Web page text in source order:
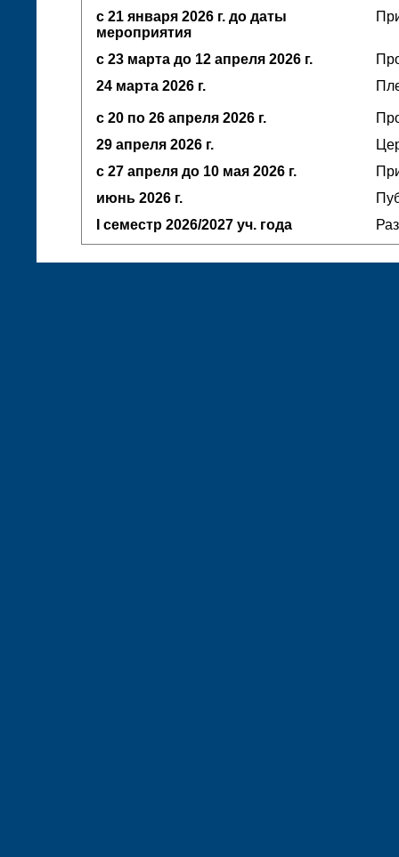
с 21 января 2026 г. до даты
мероприятия
с 23 марта до 12 апреля 2026 г.
24 марта 2026 г.
с 20 по 26 апреля 2026 г.
29 апреля 2026 г.
с 27 апреля до 10 мая 2026 г.
июнь 2026 г.
I семестр 2026/2027 уч. года